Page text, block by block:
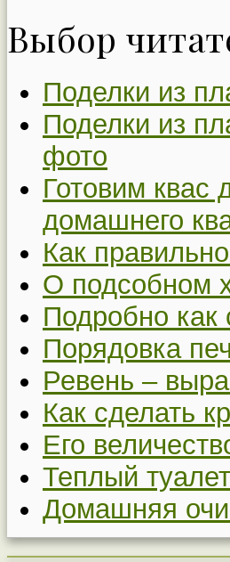
Выбор
Поделки из
Поделки из
фото
Готовим квас
домашнего
Как
О подсобном
Подробно как
Порядовка
Ревень –
Как сделать
Его
Теплый
Домашняя